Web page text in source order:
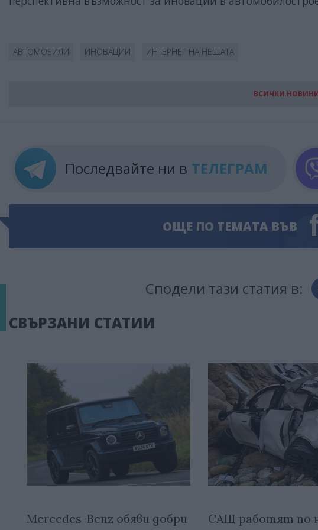
АВТОМОБИЛИ ИНОВАЦИИ ИНТЕРНЕТ НА НЕЩАТА
ВСИЧКИ
Последвайте ни в ТЕЛЕГРАМ
ОЩЕ ПО ТЕМАТА ВЪВ
Сподели тази статия в:
СВЪРЗАНИ СТАТИИ
Mercedes-Benz обяви добри
САЩ работят по